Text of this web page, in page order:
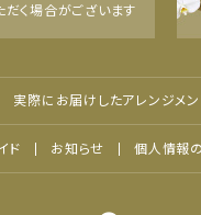
く場合がございます
実際にお届けしたアレンジメン
ド お知らせ 個人情報